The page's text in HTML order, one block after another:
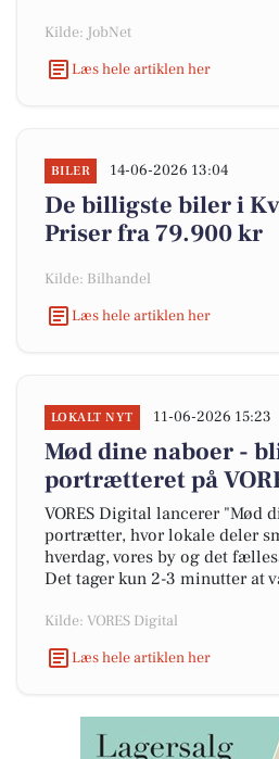
Kilde: JobNet
Læs hele artiklen her
BILER 14-06-2026 13:04
De billigste biler i
Priser fra 79.900 kr
Kilde: Bilhandel
Læs hele artiklen her
LOKALT NYT 11-06-2026 15:23
Mød dine naboer -
portrætteret på
VORES Digital lancerer "Mød
portrætter, hvor lokale deler
hverdag, vores by og det
Det tager kun 2-3 minutter at
Kilde: VORES Digital
Læs hele artiklen her